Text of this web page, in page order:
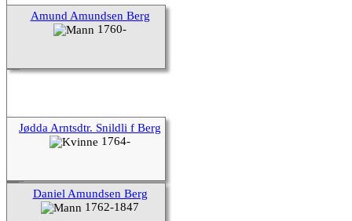
Amund Amundsen Berg
1760-
Jødda Arntsdtr. Snildli f Berg
1764-
Daniel Amundsen Berg
1762-1847